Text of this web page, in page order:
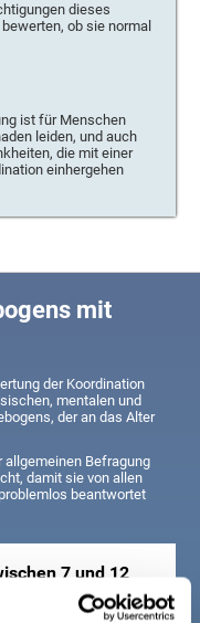
dieses
ob sie normal
ist für Menschen
leiden, und auch
die mit einer
einhergehen
mit
der Koordination
mentalen und
der an das Alter
allgemeinen Befragung
damit sie von allen
beantwortet
7 und 12